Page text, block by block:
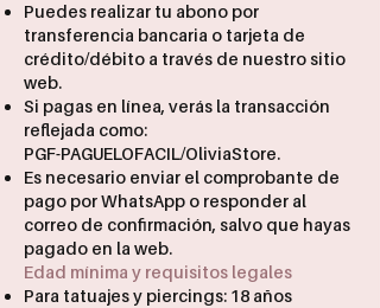
Puedes realizar tu abono por
transferencia bancaria o tarjeta de
crédito/débito a través de nuestro sitio
web.
Si pagas en línea, verás la transacción
reflejada como:
PGF-PAGUELOFACIL/OliviaStore.
Es necesario enviar el comprobante de
pago por WhatsApp o responder al
correo de confirmación, salvo que hayas
pagado en la web.
Edad mínima y requisitos legales
Para tatuajes y piercings: 18 años